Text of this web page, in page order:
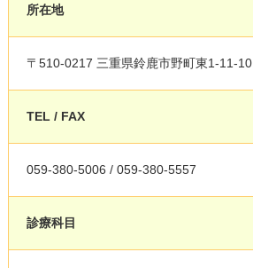
所在地
〒510-0217 三重県鈴鹿市野町東1-11-10
TEL / FAX
059-380-5006 / 059-380-5557
診療科目